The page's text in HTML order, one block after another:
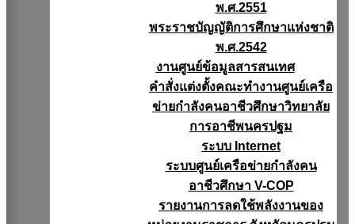
พ.ศ.2551
พระราชบัญญัติการศึกษาแห่งชาติ
พ.ศ.2542
งานศูนย์ข้อมูลสารสนเทศ
คำสั่งแต่งตั้งคณะทำงานศูนย์เครือ
ข่ายกำลังคนอาชีวศึกษาวิทยาลัย
การอาชีพนครปฐม
ระบบ Internet
ระบบศูนย์เครือข่ายกำลังคน
อาชีวศึกษา V-COP
รายงานการลดใช้พลังงานของ